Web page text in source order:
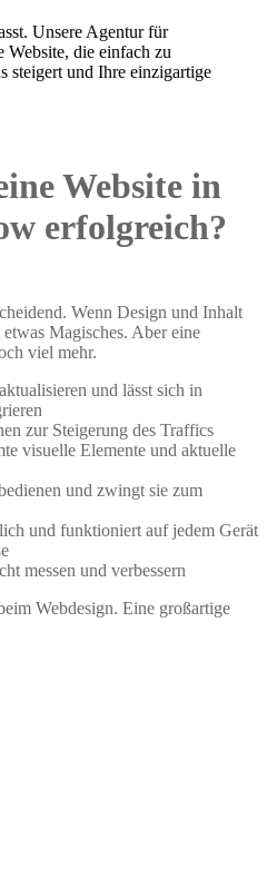
Unsere Agentur für
die einfach zu
steigert und Ihre einzigartige
Website in
erfolgreich?
Wenn Design und Inhalt
Magisches. Aber eine
viel mehr.
und lässt sich in
zur Steigerung des Traffics
visuelle Elemente und aktuelle
und zwingt sie zum
und funktioniert auf jedem Gerät
messen und verbessern
Webdesign. Eine großartige